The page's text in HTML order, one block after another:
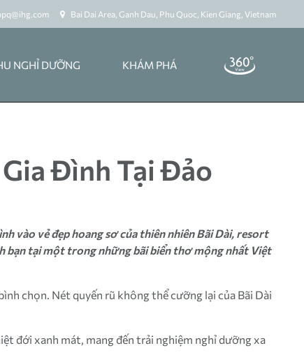
Bai Dai Area, Ganh Dau, Phu Quoc, Kien Giang, Vietnam
NGHỈ DƯỠNG KHÁM PHÁ
Đình Tại Đảo
vào vẻ đẹp hoang sơ của thiên nhiên Bãi Dài, resort
bạn tại một trong những bãi biển thơ mộng nhất Việt
chọn. Nét quyến rũ không thể cưỡng lại của Bãi Dài
đới xanh mát, mang đến trải nghiệm nghỉ dưỡng xa